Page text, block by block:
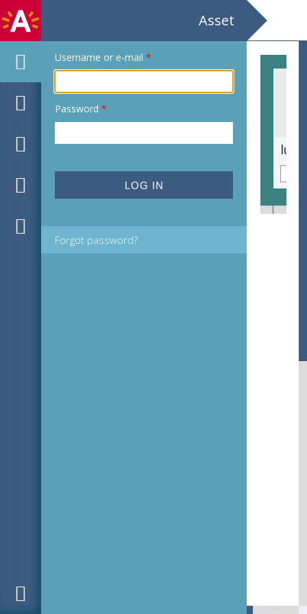
Asset
Username or e-mail *
Password *
Forgot password?
luxemburg speelt / Bij de buren op de picknick/ Toneel Anna Maria Sofia & de kleine Cor / Mannetje Jas / Film